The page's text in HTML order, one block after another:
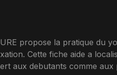
propose la pratique du
Cette fiche aide a
aux debutants comme aux